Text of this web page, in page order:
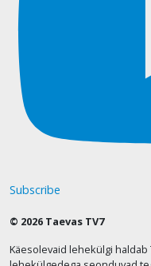
Subscribe
© 2026 Taevas TV7
Käesolevaid lehekülgi